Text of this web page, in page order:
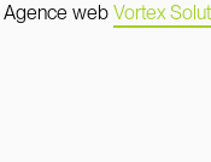
Agence web Vortex